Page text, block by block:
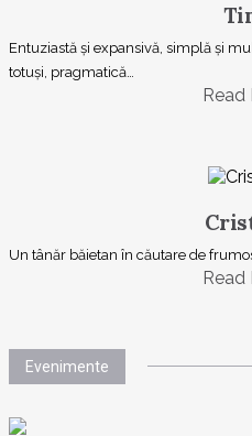
Entuziastă şi expansivă, simplă şi
totuşi, pragmatică…
Read
Un tânăr băietan în căutare de
Read
Evenimente